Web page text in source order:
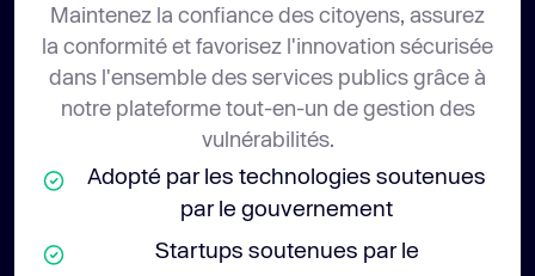
Maintenez la confiance des citoyens, assurez
la conformité et favorisez l'innovation sécurisée
dans l'ensemble des services publics grâce à
notre plateforme tout-en-un de gestion des
vulnérabilités.
Adopté par les technologies soutenues
par le gouvernement
Startups soutenues par le